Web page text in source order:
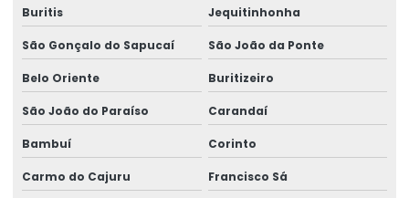
Perícia para concessão de benefícios
Perícia de ergonomia no posto de trabalho
Perícia ergonômica
Perícia para erro médico
Perícia de incapacidade laborativa
Perícia de incapacidade ocupacional
Buritis Jequitinhonha
São Gonçalo do Sapucaí São João da Ponte
Belo Oriente Buritizeiro
São João do Paraíso Carandaí
Bambuí Corinto
Carmo do Cajuru Francisco Sá